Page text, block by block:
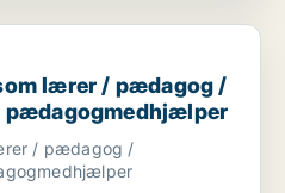
/ pædagog /
lærer / pædagog /
pædagogmedhjælper
/ pædagog /